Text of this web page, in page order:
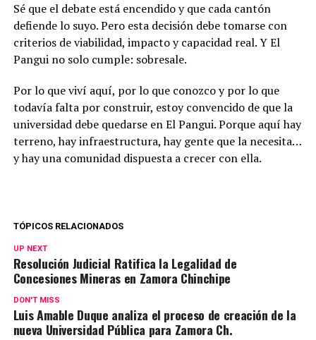
Sé que el debate está encendido y que cada cantón
defiende lo suyo. Pero esta decisión debe tomarse con
criterios de viabilidad, impacto y capacidad real. Y El
Pangui no solo cumple: sobresale.
Por lo que viví aquí, por lo que conozco y por lo que
todavía falta por construir, estoy convencido de que la
universidad debe quedarse en El Pangui. Porque aquí hay
terreno, hay infraestructura, hay gente que la necesita…
y hay una comunidad dispuesta a crecer con ella.
TÓPICOS RELACIONADOS
UP NEXT
Resolución Judicial Ratifica la Legalidad de
Concesiones Mineras en Zamora Chinchipe
DON'T MISS
Luis Amable Duque analiza el proceso de creación de la
nueva Universidad Pública para Zamora Ch.